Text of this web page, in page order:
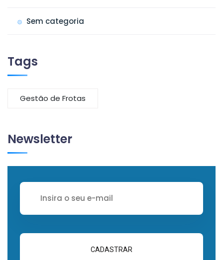
Sem categoria
Tags
Gestão de Frotas
Newsletter
CADASTRAR